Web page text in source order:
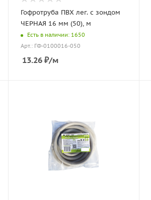
Гофротруба ПВХ лег. с зондом
ЧЕРНАЯ 16 мм (50), м
Есть в наличии: 1650
Арт.: ГФ-0100016-050
13.26₽/м